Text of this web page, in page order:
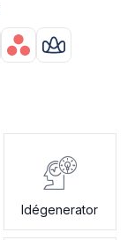
Idégenerator